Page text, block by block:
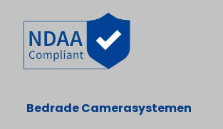
Bedrade Camerasystemen